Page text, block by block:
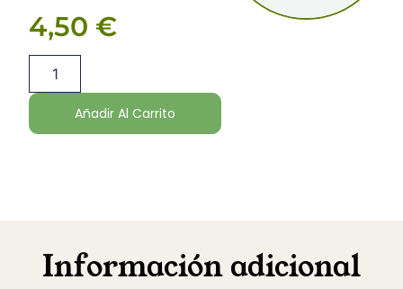
4,50 €
Añadir Al Carrito
Información adicional